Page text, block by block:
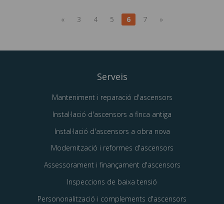
« 3 4 5 6 7 »
Serveis
Manteniment i reparació d'ascensors
Instal·lació d'ascensors a finca antiga
Instal·lació d'ascensors a obra nova
Modernització i reformes d'ascensors
Assessorament i finançament d'ascensors
Inspeccions de baixa tensió
Persononalització i complements d'ascensors